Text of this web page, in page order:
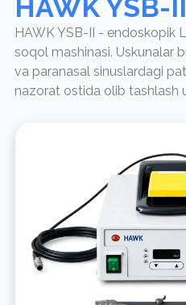
HAWK YSB-II
HAWK YSB-II - endoskopik
soqol mashinasi. Uskunalar
va paranasal sinuslardagi
nazorat ostida olib tashlash